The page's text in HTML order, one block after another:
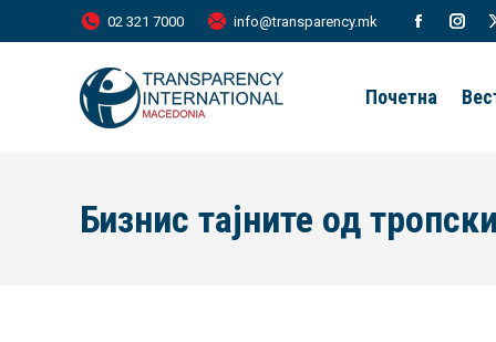
02 321 7000 info@transparency.mk
Facebook
window
Почетна
Бизнис тајните од